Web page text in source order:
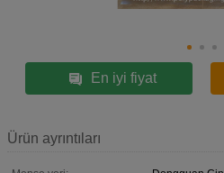
En iyi fiyat
Ürün ayrıntıları